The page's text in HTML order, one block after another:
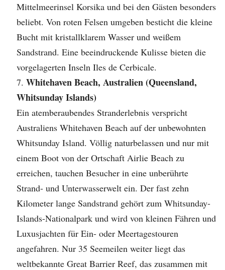
Mittelmeerinsel Korsika und bei den Gästen besonders
beliebt. Von roten Felsen umgeben besticht die kleine
Bucht mit kristallklarem Wasser und weißem
Sandstrand. Eine beeindruckende Kulisse bieten die
vorgelagerten Inseln Iles de Cerbicale.
Whitehaven Beach, Australien (Queensland,
Whitsunday Islands)
Ein atemberaubendes Stranderlebnis verspricht
Australiens Whitehaven Beach auf der unbewohnten
Whitsunday Island. Völlig naturbelassen und nur mit
einem Boot von der Ortschaft Airlie Beach zu
erreichen, tauchen Besucher in eine unberührte
Strand- und Unterwasserwelt ein. Der fast zehn
Kilometer lange Sandstrand gehört zum Whitsunday-
Islands-Nationalpark und wird von kleinen Fähren und
Luxusjachten für Ein- oder Meertagestouren
angefahren. Nur 35 Seemeilen weiter liegt das
weltbekannte Great Barrier Reef, das zusammen mit